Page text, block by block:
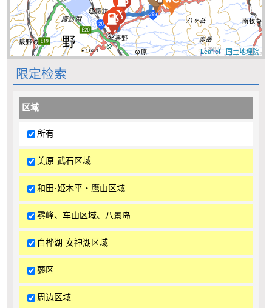
Leaflet| 国土地理院
限定检索
区域
所有
美原·武石区域
和田·姫木平・鹰山区域
雾峰、车山区域、八景岛
白桦湖·女神湖区域
蓼区
周边区域